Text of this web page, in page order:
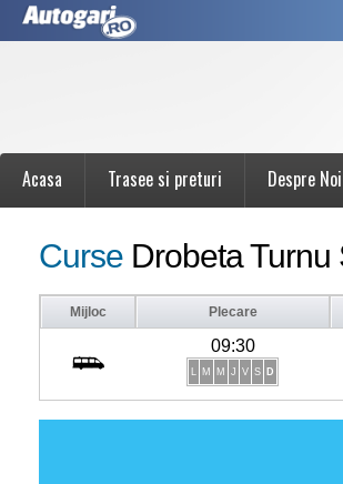
Acasa Trasee si preturi Despre Noi
Curse Drobeta
Mijloc Plecare
09:30
L M M J V S D